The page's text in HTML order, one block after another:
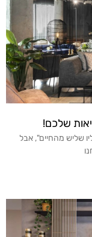
שלכם!
שליש מהחיים", אבל